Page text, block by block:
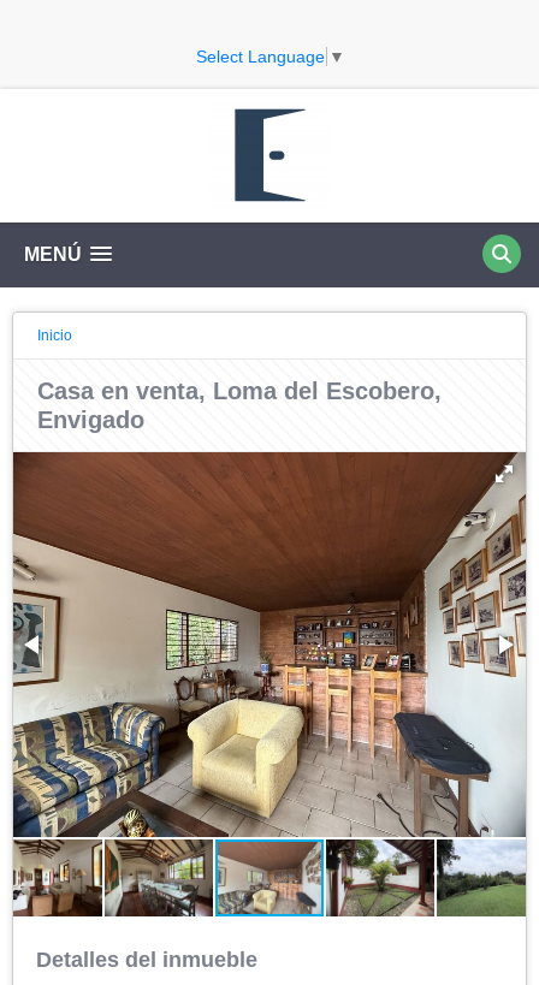
Select Language ▼
MENÚ
Inicio
Casa en venta, Loma del Escobero,
Envigado
Detalles del inmueble